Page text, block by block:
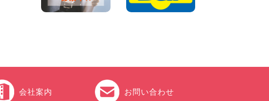
圧倒的な存在感!【トヨタ・メ
ガクルーザー】を体感できる
タカーで満喫しよう!★ 青森
県 五所川原店
100円レンタカー 五所川原
2026年08月01日
会社案内 お問い合わせ